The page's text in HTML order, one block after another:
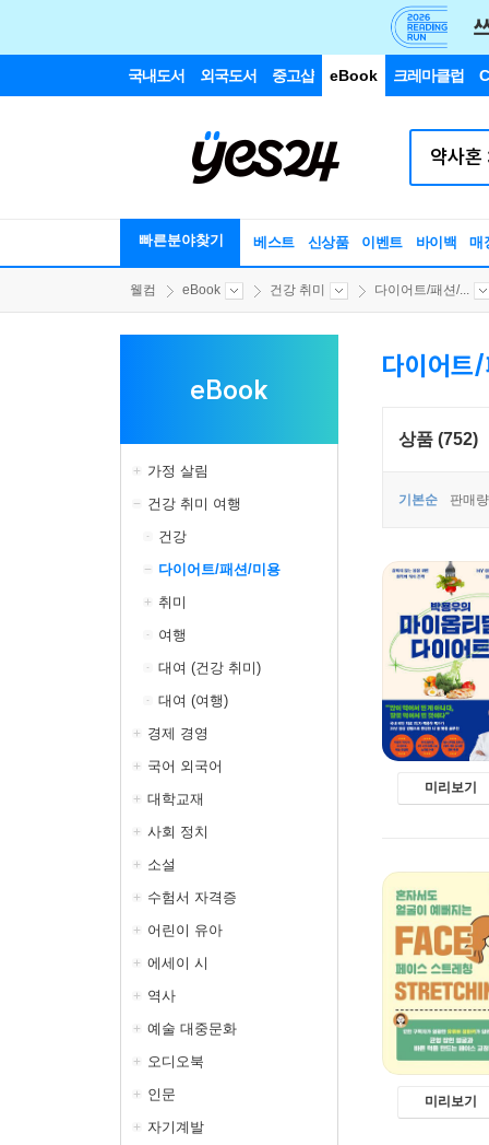
국내도서 외국도서 중고샵 eBook 크레마클럽
빠른분야찾기 베스트 신상품 이벤트 바이백 매
웰컴 eBook 건강 취미 다이어트/패션/...
eBook
가정 살림
건강 취미 여행
건강
다이어트/패션/미용
취미
여행
대여 (건강 취미)
대여 (여행)
경제 경영
국어 외국어
대학교재
사회 정치
소설
수험서 자격증
어린이 유아
에세이 시
역사
예술 대중문화
오디오북
인문
자기계발
다이어트
상품 (752)
기본순 판매
미리보기
미리보기